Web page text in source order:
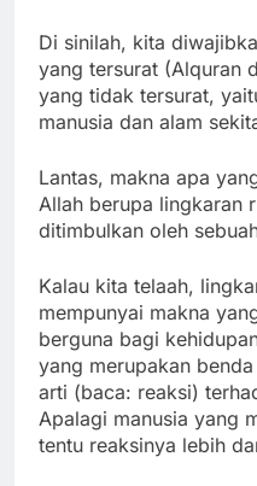
Di sinilah, kita
yang tersurat (Alquran
yang tidak tersurat,
manusia dan alam
Lantas, makna apa
Allah berupa lingkaran
ditimbulkan oleh
Kalau kita telaah,
mempunyai makna
berguna bagi
yang merupakan
arti (baca: reaksi)
Apalagi manusia yang
tentu reaksinya lebih